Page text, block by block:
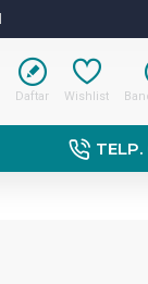
Daftar Wishlist